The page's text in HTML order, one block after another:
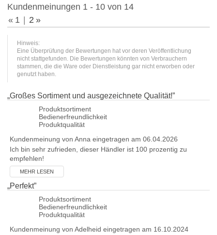
Kundenmeinungen 1 - 10 von 14
« 1 2 »
Hinweis:
Eine Überprüfung der Bewertungen hat vor deren Veröffentlichung
nicht stattgefunden. Die Bewertungen könnten von Verbrauchern
stammen, die die Ware oder Dienstleistung gar nicht erworben oder
genutzt haben.
„Großes Sortiment und ausgezeichnete Qualität!”
Produktsortiment
Bedienerfreundlichkeit
Produktqualität
Kundenmeinung von Anna eingetragen am 06.04.2026
Ich bin sehr zufrieden, dieser Händler ist 100 prozentig zu
empfehlen!
MEHR LESEN
„Perfekt”
Produktsortiment
Bedienerfreundlichkeit
Produktqualität
Kundenmeinung von Adelheid eingetragen am 16.10.2024